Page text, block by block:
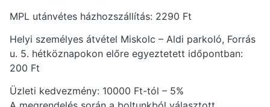
MPL utánvétes házhozszállítás: 2290 Ft
Helyi személyes átvétel Miskolc – Aldi parkoló, Forrás
u. 5. hétköznapokon előre egyeztetett időpontban:
200 Ft
Üzleti kedvezmény: 10000 Ft-tól – 5%